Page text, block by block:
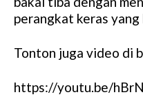
perangkat keras yang
Tonton juga video di
https://youtu.be/